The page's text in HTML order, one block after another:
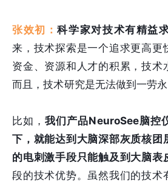
张效初：科学家对技术有精益
来，技术探索是一个追求更高更
资金、资源和人才的积累，技术
而且，技术研究是无法做到一劳永
比如，我们产品NeuroSee脑控
下，就能达到大脑深部灰质核团
的电刺激手段只能触及到大脑表
段的技术优势。虽然我们的技术